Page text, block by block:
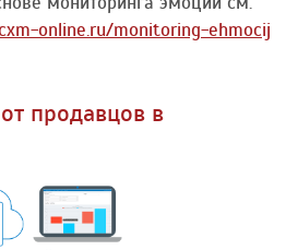
online.ru/monitoring-ehmocij
продавцов в